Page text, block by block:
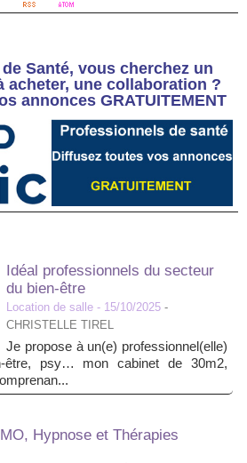
Santé, vous cherchez un
acheter, une collaboration ?
annonces GRATUITEMENT
Idéal professionnels du secteur
du bien-être
Location de salle - 15/10/2025 -
CHRISTELLE TIREL
Je propose à un(e) professionnel(elle)
être, psy… mon cabinet de 30m2,
Hypnose et Thérapies